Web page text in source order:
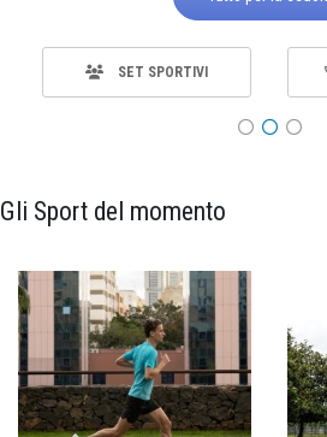
SET SPORTIVI
Gli Sport del momento